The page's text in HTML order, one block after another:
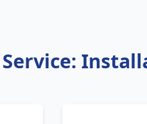
Service: